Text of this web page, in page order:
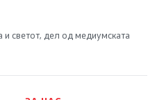
и светот, дел од медиумската